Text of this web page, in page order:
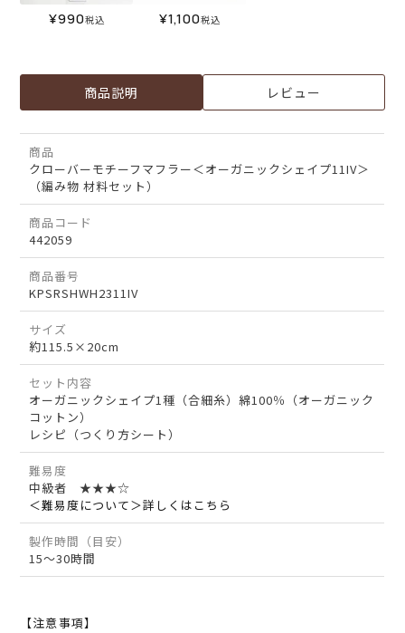
¥990税込 ¥1,100税込
商品説明 レビュー
商品
クローバーモチーフマフラー＜オーガニックシェイプ11IV＞
（編み物 材料セット）
商品コード
442059
商品番号
KPSRSHWH2311IV
サイズ
約115.5×20cm
セット内容
オーガニックシェイプ1種（合細糸）綿100％（オーガニック
コットン）
レシピ（つくり方シート）
難易度
中級者 ★★★☆
＜難易度について＞詳しくはこちら
製作時間（目安）
15～30時間
【注意事項】